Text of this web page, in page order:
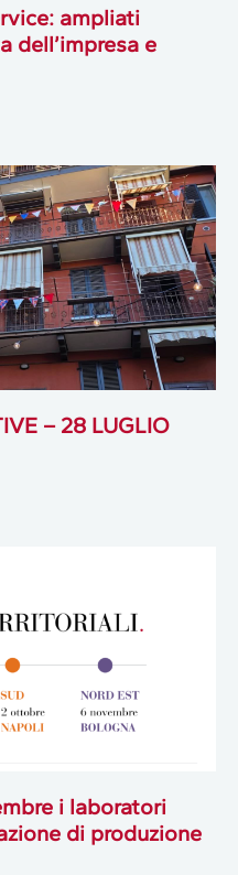
ampliati
dell’impresa e
– 28 LUGLIO
i laboratori
di produzione